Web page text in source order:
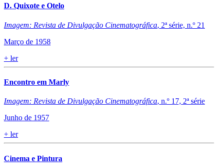
D. Quixote e Otelo
Imagem: Revista de Divulgação Cinematográfica, 2ª série, n.º 21
Março de 1958
+ ler
Encontro em Marly
Imagem: Revista de Divulgação Cinematográfica, n.º 17, 2ª série
Junho de 1957
+ ler
Cinema e Pintura